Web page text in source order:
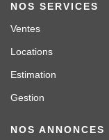
NOS SERVICES
Ventes
Locations
Estimation
Gestion
NOS ANNONCES